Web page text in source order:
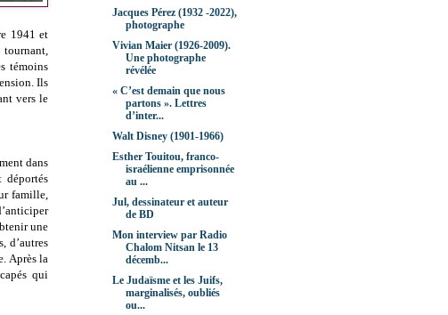
1941 et
témoins
Ils
vers le
dans
déportés
famille,
une
d’autres
Après la
qui
Jacques Pérez (1932 -2022),
photographe
Vivian Maier (1926-2009).
Une photographe
révélée
« C’est demain que nous
partons ». Lettres
d’inter...
Walt Disney (1901-1966)
Esther Touitou, franco-
israélienne emprisonnée
au ...
Jul, dessinateur et auteur
de BD
Mon interview par Radio
Chalom Nitsan le 13
décemb...
Le Judaïsme et les Juifs,
marginalisés, oubliés
ou...